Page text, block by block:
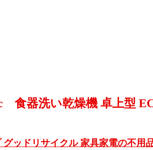
食器洗い乾燥機 卓上型
ッドリサイクル 家具家電の不用